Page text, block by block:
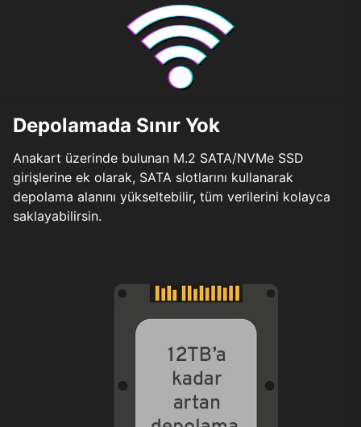
Depolamada Sınır Yok
Anakart üzerinde bulunan M.2 SATA/NVMe SSD
girişlerine ek olarak, SATA slotlarını kullanarak
depolama alanını yükseltebilir, tüm verilerini kolayca
saklayabilirsin.